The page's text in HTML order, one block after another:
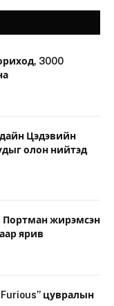
3000
Цэдэвийн
олон нийтэд
жирэмсэн
ярив
цувралын